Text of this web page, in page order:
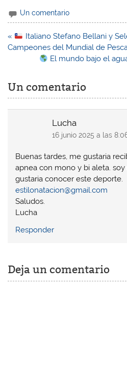
Un comentario
Navegación
de
«
Italiano Stefano Bellani y
Campeones del Mundial de
El mundo bajo el
Un comentario
Lucha
16 junio 2025 a las
Buenas tardes, me gustaria
apnea con mono y bi aleta.
gustaria conocer este deporte.
estilonatacion@gmail.com
Saludos.
Lucha
Responder
Deja un comentario